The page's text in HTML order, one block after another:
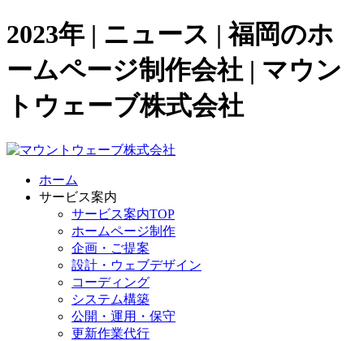
2023年 | ニュース | 福岡のホ
ームページ制作会社 | マウン
トウェーブ株式会社
ホーム
サービス案内
サービス案内TOP
ホームページ制作
企画・ご提案
設計・ウェブデザイン
コーディング
システム構築
公開・運用・保守
更新作業代行